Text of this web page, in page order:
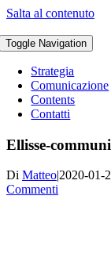
Salta al contenuto
Toggle Navigation
Strategia
Comunicazione
Contents
Contatti
Ellisse-
Di Matteo|2020-01-
Commenti